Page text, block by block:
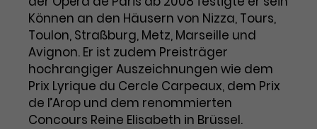
unterbunden.
Anbieter Google / DoubleClick
Laufzeit 1 Jahr
Zweck
Dieses Cookie dient der Anzeige
personalisierter Werbung und
misst die Wirksamkeit von
Können an den Häusern von Nizza, Tours,
Toulon, Straßburg, Metz, Marseille und
Avignon. Er ist zudem Preisträger
hochrangiger Auszeichnungen wie dem
Prix Lyrique du Cercle Carpeaux, dem Prix
de l’Arop und dem renommierten
Concours Reine Elisabeth in Brüssel.